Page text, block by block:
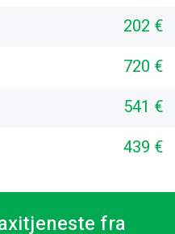
202 €
720 €
541 €
439 €
fra